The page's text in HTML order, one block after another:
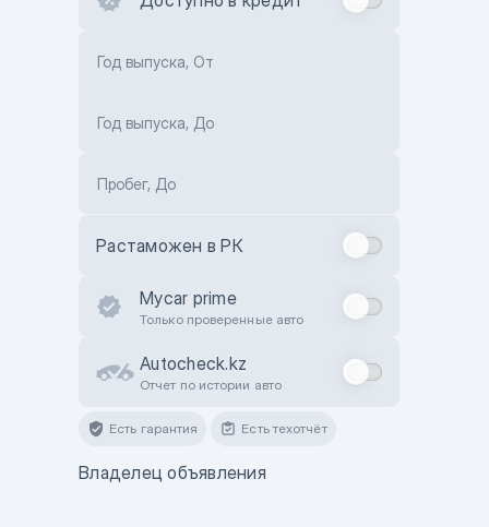
Год выпуска, От
Год выпуска, До
Пробег, До
Растаможен в РК
Mycar prime
Только проверенные авто
Autocheck.kz
Отчет по истории авто
Есть гарантия Есть техотчёт
Владелец объявления